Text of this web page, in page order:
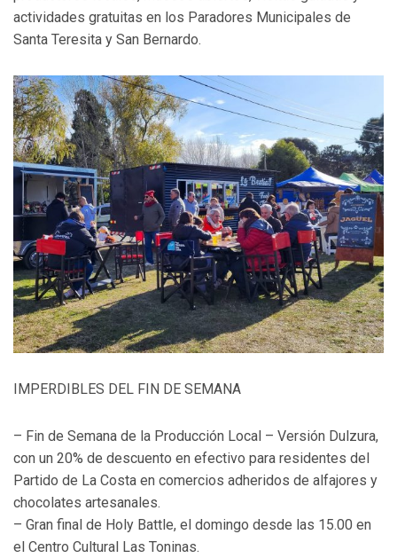
actividades gratuitas en los Paradores Municipales de
Santa Teresita y San Bernardo.
IMPERDIBLES DEL FIN DE SEMANA
– Fin de Semana de la Producción Local – Versión Dulzura,
con un 20% de descuento en efectivo para residentes del
Partido de La Costa en comercios adheridos de alfajores y
chocolates artesanales.
– Gran final de Holy Battle, el domingo desde las 15.00 en
el Centro Cultural Las Toninas.